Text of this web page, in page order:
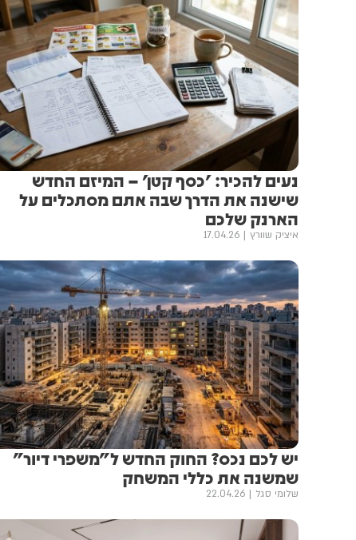
נעים להכיר: 'כסף קטן' – המיזם החדש
שישנה את הדרך שבה אתם מסתכלים על
הארנק שלכם
איציק שוורץ 17.04.26
יש לכם נכס? החוק החדש ל"משפרי דיור"
שמשנה את כללי המשחק
שלומי סגל 22.04.26